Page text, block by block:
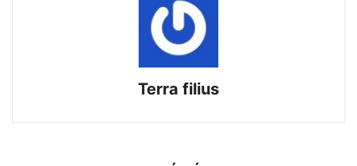
Terra filius